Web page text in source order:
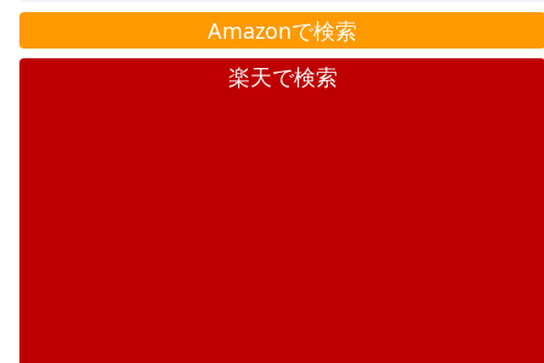
Amazonで検索
楽天で検索